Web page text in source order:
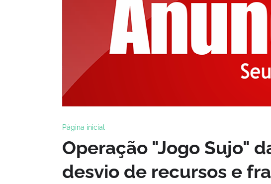
Página inicial
Operação "Jogo Sujo"
desvio de recursos e